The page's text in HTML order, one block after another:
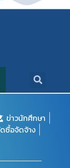
ข่าวนักศึกษา
ซื้อจัดจ้าง